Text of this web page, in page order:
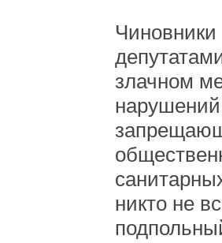
злачном
нарушений
никто не